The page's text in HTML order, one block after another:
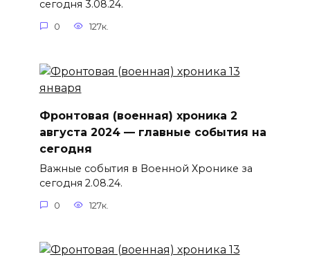
сегодня 3.08.24.
0 127к.
Фронтовая (военная) хроника 2
августа 2024 — главные события на
сегодня
Важные события в Военной Хронике за
сегодня 2.08.24.
0 127к.